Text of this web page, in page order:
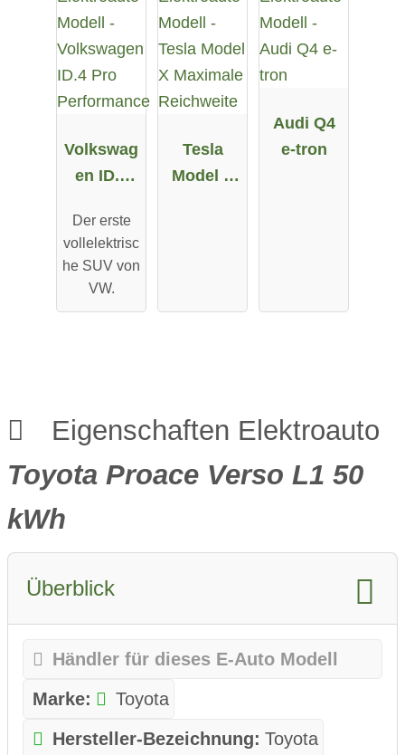
Volkswag
en ID.4
Performa
nce
Der erste
vollelektrisc
he SUV von
VW.
Tesla
Model X
Audi Q4
e-tron
Eigenschaften Elektroauto
Toyota Proace Verso L1 50
kWh
Überblick
Händler für dieses E-Auto Modell
Marke:
Toyota
Hersteller-Bezeichnung: Toyota